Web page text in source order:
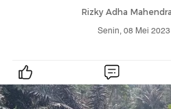
Rizky Adha
Senin, 08 Mei